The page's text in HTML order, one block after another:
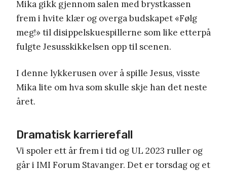
Mika gikk gjennom salen med brystkassen
frem i hvite klær og overga budskapet «Følg
meg!» til disippelskuespillerne som like etterpå
fulgte Jesusskikkelsen opp til scenen.
I denne lykkerusen over å spille Jesus, visste
Mika lite om hva som skulle skje han det neste
året.
Dramatisk karrierefall
Vi spoler ett år frem i tid og UL 2023 ruller og
går i IMI Forum Stavanger. Det er torsdag og et